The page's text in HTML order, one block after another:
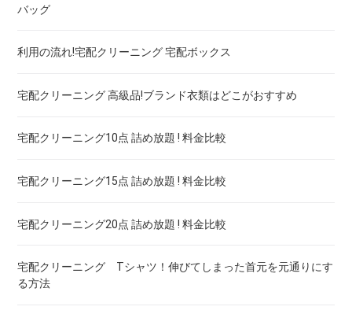
ドレス！宅配クリーニング 高品質 料金 比較
ウェディングドレス
ブランドワイシャツ！宅配クリーニング 高品質 料金 比較
ブランドダウン！宅配クリーニング 高品質 料金 比較
宅配クリーニング 保管付き ダウン ! 安いランキング
宅配クリーニング 保管付き スノボーウェア ! 安いランキング
宅配クリーニング 保管付き 毛布 ! 安いランキング
バッグ
利用の流れ!宅配クリーニング 宅配ボックス
宅配クリーニング 高級品!ブランド衣類はどこがおすすめ
宅配クリーニング10点 詰め放題 ! 料金比較
宅配クリーニング15点 詰め放題 ! 料金比較
宅配クリーニング20点 詰め放題 ! 料金比較
宅配クリーニング Tシャツ！伸びてしまった首元を元通りにす
る方法